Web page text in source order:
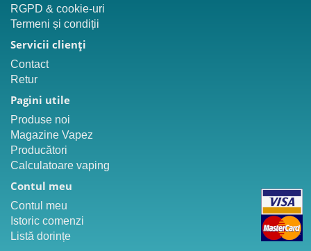
RGPD & cookie-uri
Termeni și condiții
Servicii clienţi
Contact
Retur
Pagini utile
Produse noi
Magazine Vapez
Producători
Calculatoare vaping
Contul meu
Contul meu
Istoric comenzi
Listă dorințe